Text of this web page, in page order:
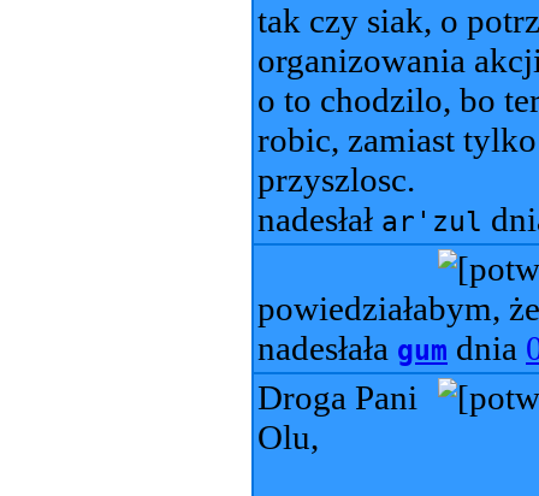
tak czy siak, o
organizowania
o to chodzilo, bo
robic, zamiast
przyszlosc.
nadesłał ar'zul
powiedziałabym,
nadesłała gum dnia
Droga Pani
Olu,